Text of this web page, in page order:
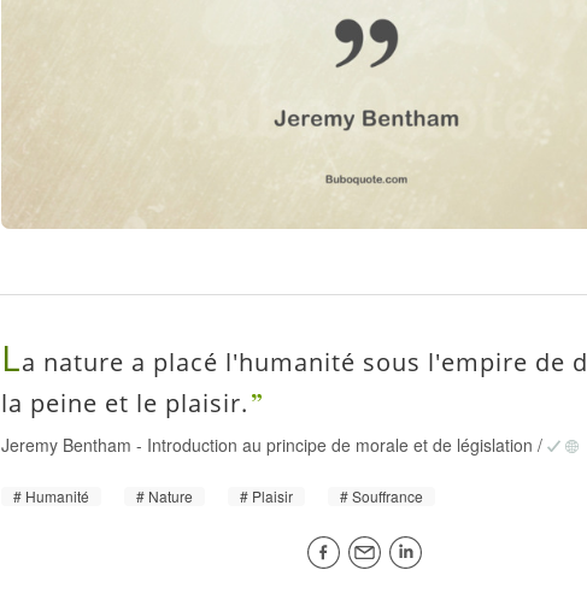
La nature a placé l'humanité sous l'empire de
la peine et le plaisir.
Jeremy Bentham - Introduction au principe de morale et de législation /
Humanité Nature Plaisir Souffrance